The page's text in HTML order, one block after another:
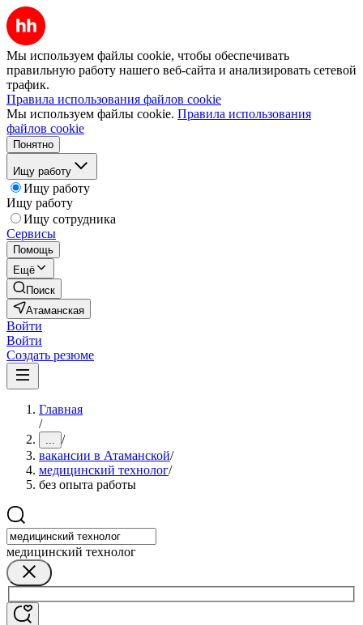
Мы используем файлы cookie, чтобы обеспечивать
правильную работу нашего веб-сайта и анализировать сетевой
трафик.
Правила использования файлов cookie
Мы используем файлы cookie. Правила использования
файлов cookie
Понятно
Ищу работу
Ищу работу
Ищу работу
Ищу сотрудника
Сервисы
Помощь
Ещё
Поиск
Атаманская
Войти
Войти
Создать резюме
Главная
/
... /
вакансии в Атаманской/
медицинский технолог/
без опыта работы
медицинский технолог